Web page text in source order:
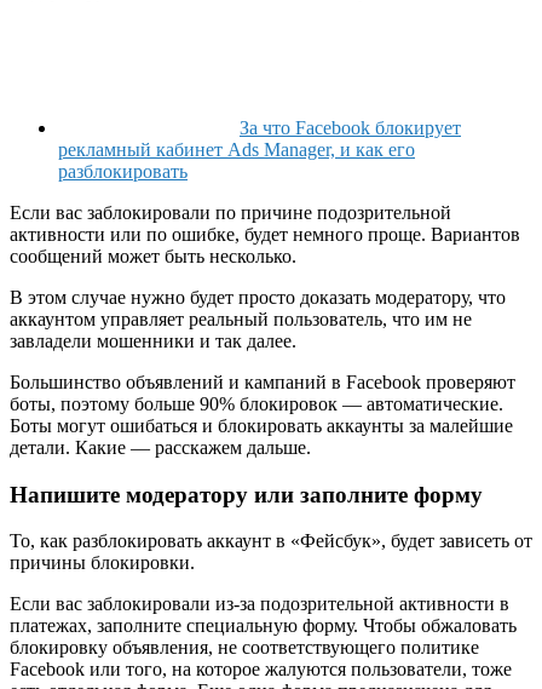
За что Facebook блокирует
рекламный кабинет Ads Manager, и как его
разблокировать
Если вас заблокировали по причине подозрительной
активности или по ошибке, будет немного проще. Вариантов
сообщений может быть несколько.
В этом случае нужно будет просто доказать модератору, что
аккаунтом управляет реальный пользователь, что им не
завладели мошенники и так далее.
Большинство объявлений и кампаний в Facebook проверяют
боты, поэтому больше 90% блокировок — автоматические.
Боты могут ошибаться и блокировать аккаунты за малейшие
детали. Какие — расскажем дальше.
Напишите модератору или заполните форму
То, как разблокировать аккаунт в «Фейсбук», будет зависеть от
причины блокировки.
Если вас заблокировали из-за подозрительной активности в
платежах, заполните специальную форму. Чтобы обжаловать
блокировку объявления, не соответствующего политике
Facebook или того, на которое жалуются пользователи, тоже